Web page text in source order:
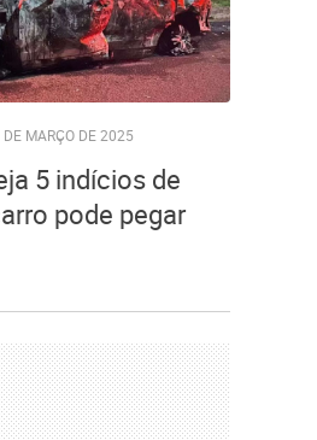
DE MARÇO DE 2025
5 indícios de
pode pegar